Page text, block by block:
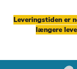
Leveringstiden er
længere